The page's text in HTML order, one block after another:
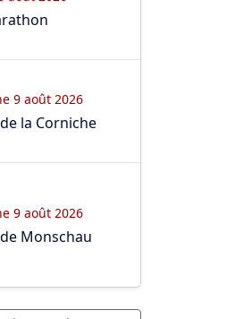
9 août 2026
la Corniche
9 août 2026
Monschau